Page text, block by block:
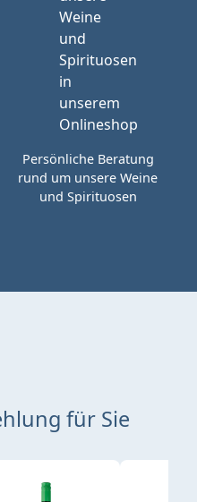
Persönliche Beratung
rund um unsere Weine
und Spirituosen
für Sie